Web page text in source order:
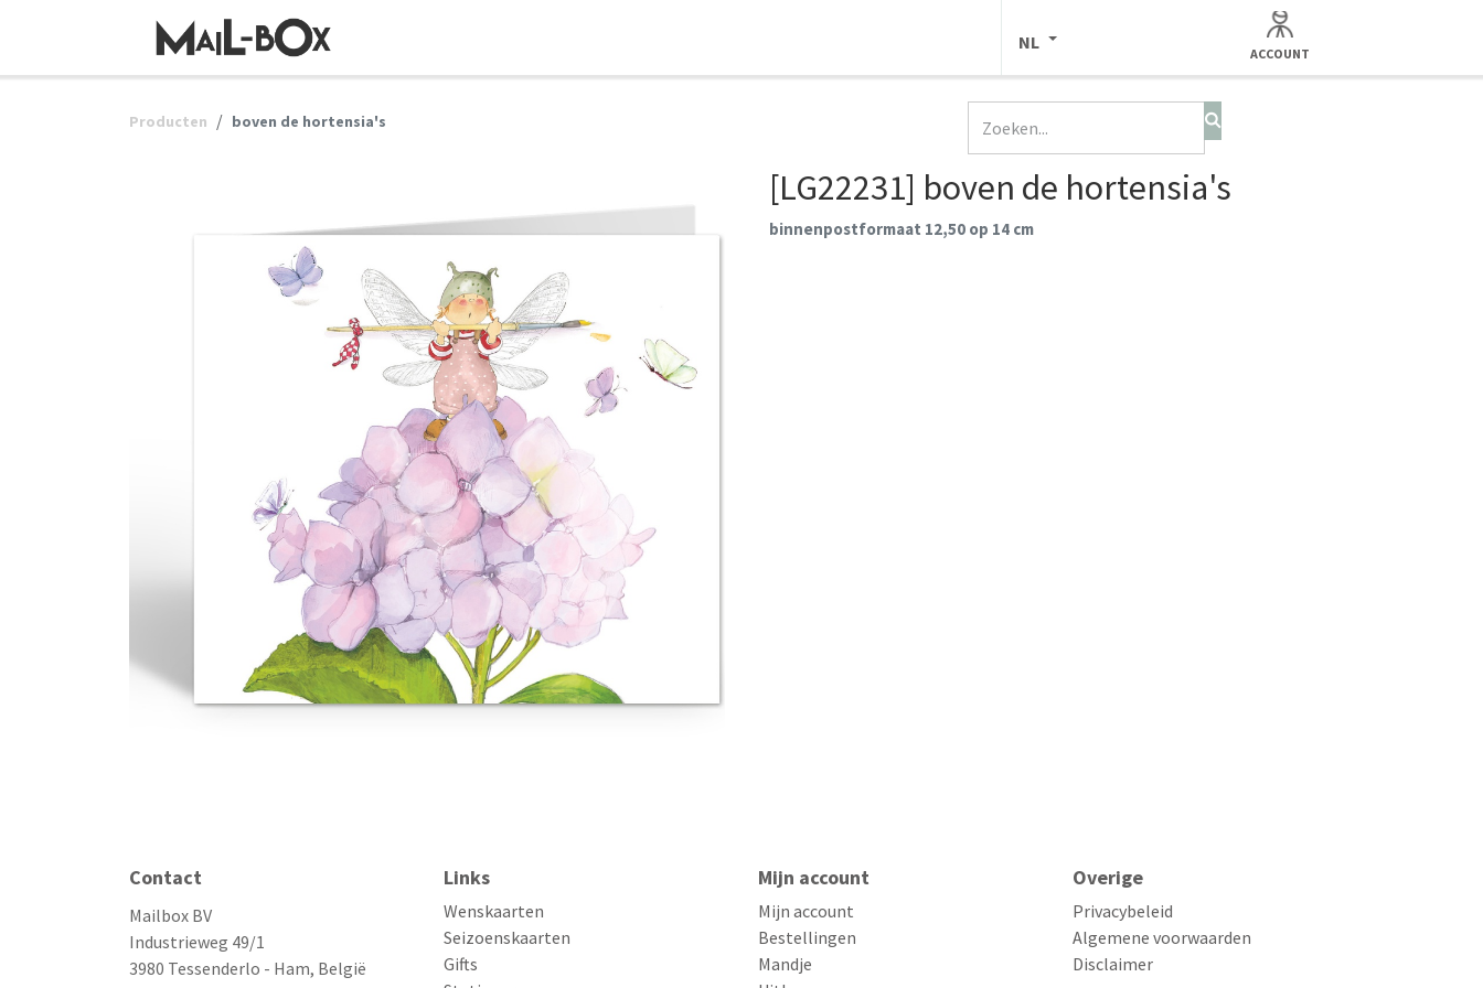
NL
ACCOUNT
Producten boven de hortensia's
[LG22231] boven de hortensia's
binnenpostformaat 12,50 op 14 cm
Contact
Mailbox BV
Industrieweg 49/1
3980 Tessenderlo - Ham, België
Links
Wenskaarten
Seizoenskaarten
Gifts
Mijn account
Mijn account
Bestellingen
Mandje
Overige
Privacybeleid
Algemene voorwaarden
Disclaimer